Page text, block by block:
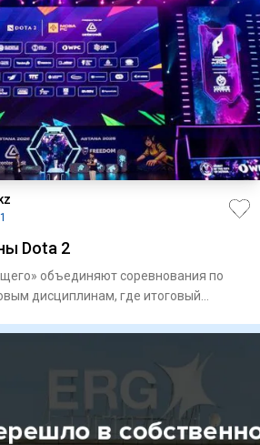
Dota 2
объединяют соревнования по
дисциплинам, где итоговый